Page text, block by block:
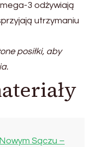
3 odżywiają
utrzymaniu
posiłki, aby
Sączu –